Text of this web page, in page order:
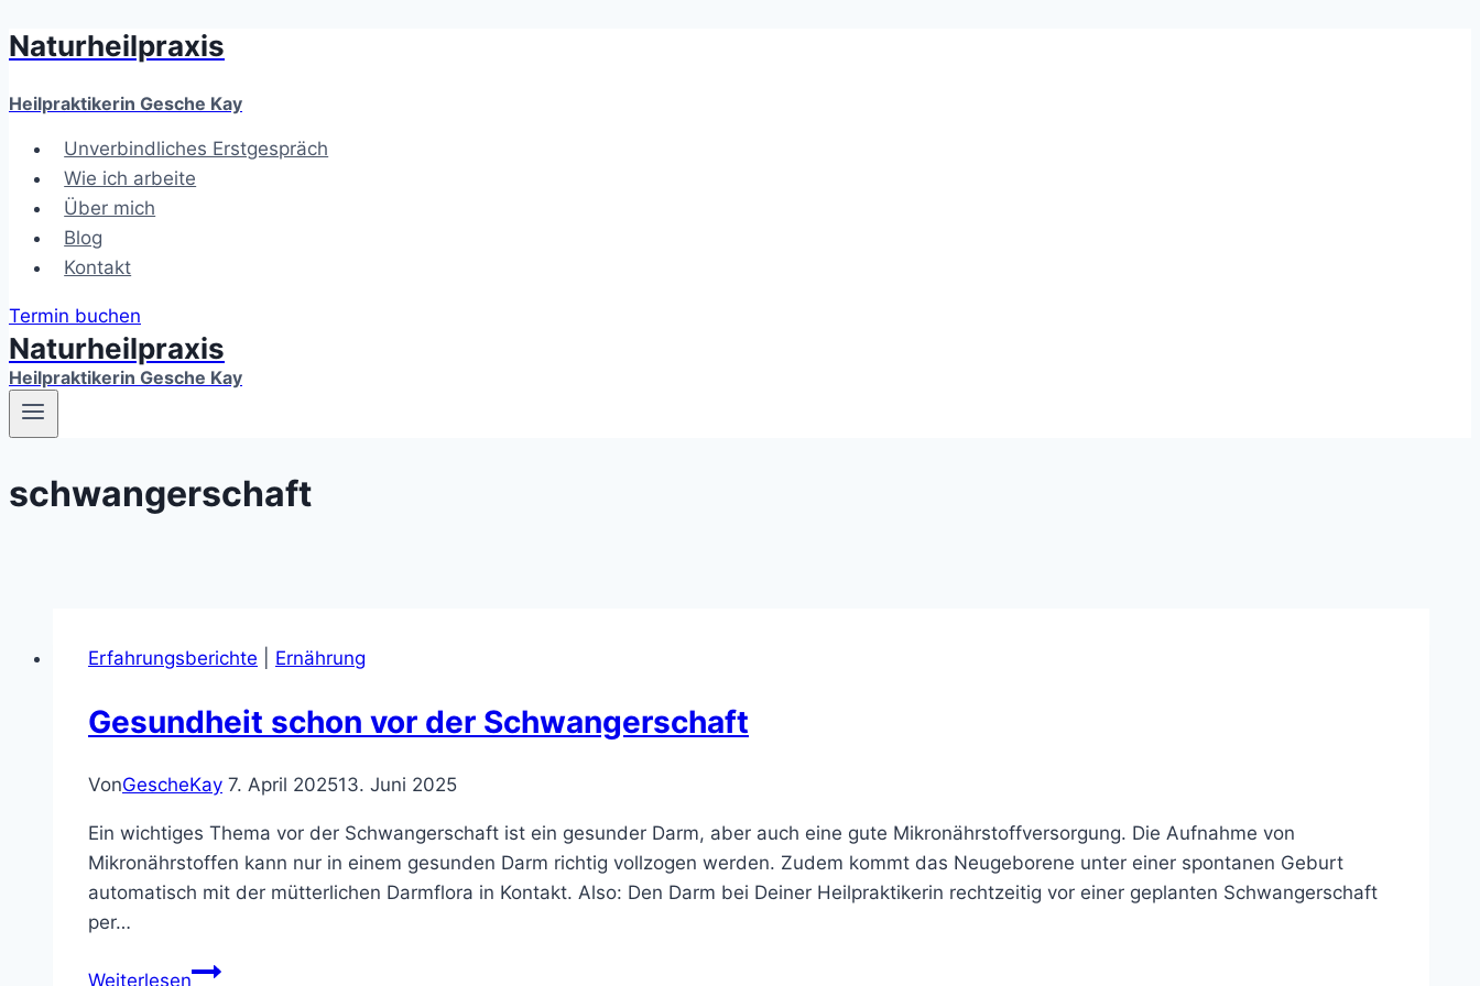
Zum
springen
Naturheilpraxis
Heilpraktikerin Gesche Kay
Unverbindliches Erstgespräch
Wie ich arbeite
Über mich
Blog
Kontakt
Termin buchen
Naturheilpraxis
Heilpraktikerin Gesche Kay
schwangerschaft
Erfahrungsberichte Ernährung
Gesundheit schon vor der Schwangerschaft
VonGescheKay 7. April 202513. Juni 2025
Ein wichtiges Thema vor der Schwangerschaft ist ein gesunder Darm, aber auch eine gute Mikronährstoffversorgung. Die Aufnahme von
Mikronährstoffen kann nur in einem gesunden Darm richtig vollzogen werden. Zudem kommt das Neugeborene unter einer spontanen Geburt
automatisch mit der mütterlichen Darmflora in Kontakt. Also: Den Darm bei Deiner Heilpraktikerin rechtzeitig vor einer geplanten Schwangerschaft
per…
WeiterlesenGesundheit